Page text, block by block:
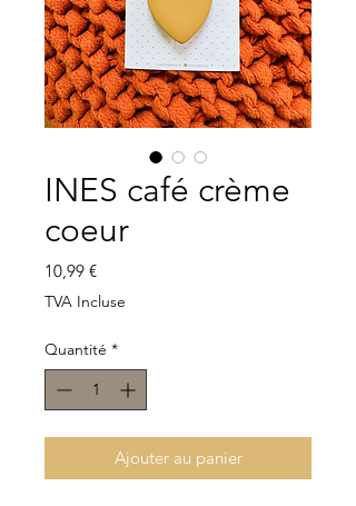
INES café crème
coeur
10,99 €Prix
TVA Incluse
Quantité *
Ajouter au panier